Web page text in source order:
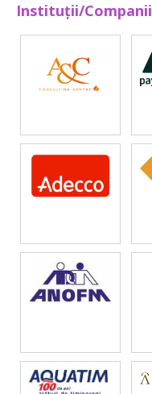
Instituții/Companii